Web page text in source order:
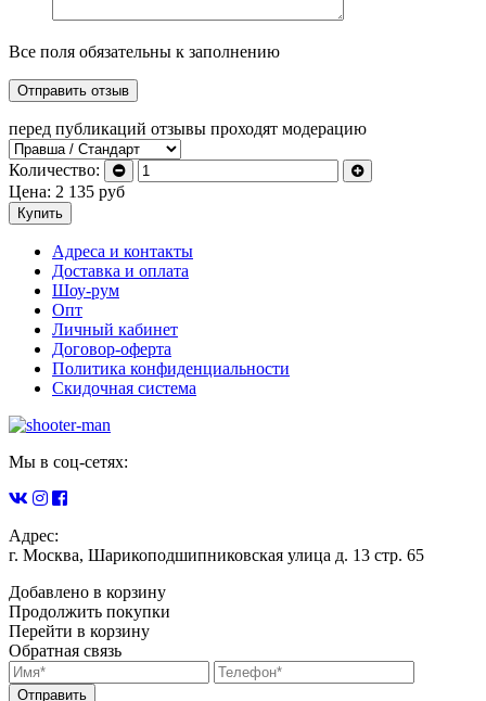
Все поля обязательны к заполнению
перед публикаций отзывы проходят модерацию
Количество:
Цена: 2 135 руб
Купить
Адреса и контакты
Доставка и оплата
Шоу-рум
Опт
Личный кабинет
Договор-оферта
Политика конфиденциальности
Скидочная система
Мы в соц-сетях:
Адрес:
г. Москва, Шарикоподшипниковская улица д. 13 стр. 65
Добавлено в корзину
Продолжить покупки
Перейти в корзину
Обратная связь